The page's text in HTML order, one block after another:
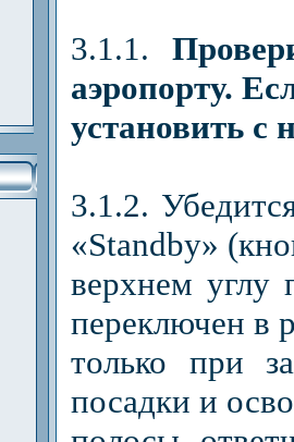
3.1.1.
аэропорту.
установить с
3.1.2.
«Standby»
верхнем углу
переключен в
только при
посадки и